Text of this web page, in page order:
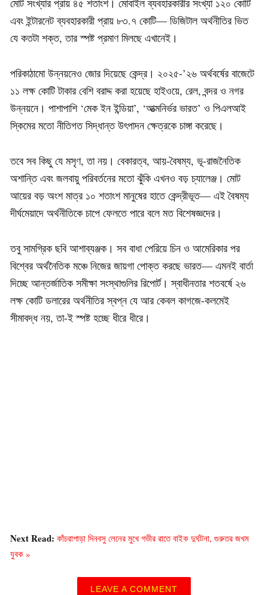
মোট সংখ্যার প্রায় ৪৫ শতাংশ। মোবাইল ব্যবহারকারীর সংখ্যা ১২০ কোটি
এবং ইন্টারনেট ব্যবহারকারী প্রায় ৮৩.৭ কোটি— ডিজিটাল অর্থনীতির ভিত
যে কতটা শক্ত, তার স্পষ্ট প্রমাণ মিলছে এখানেই।
পরিকাঠামো উন্নয়নেও জোর দিয়েছে কেন্দ্র। ২০২৫-’২৬ অর্থবর্ষের বাজেটে
১১ লক্ষ কোটি টাকার বেশি বরাদ্দ করা হয়েছে হাইওয়ে, রেল, বন্দর ও নগর
উন্নয়নে। পাশাপাশি ‘মেক ইন ইন্ডিয়া’, ‘আত্মনির্ভর ভারত’ ও পিএলআই
স্কিমের মতো নীতিগত সিদ্ধান্ত উৎপাদন ক্ষেত্রকে চাঙ্গা করেছে।
তবে সব কিছু যে মসৃণ, তা নয়। বেকারত্ব, আয়-বৈষম্য, ভূ-রাজনৈতিক
অশান্তি এবং জলবায়ু পরিবর্তনের মতো ঝুঁকি এখনও বড় চ্যালেঞ্জ। মোট
আয়ের বড় অংশ মাত্র ১০ শতাংশ মানুষের হাতে কেন্দ্রীভূত— এই বৈষম্য
দীর্ঘমেয়াদে অর্থনীতিকে চাপে ফেলতে পারে বলে মত বিশেষজ্ঞদের।
তবু সামগ্রিক ছবি আশাব্যঞ্জক। সব বাধা পেরিয়ে চিন ও আমেরিকার পর
বিশ্বের অর্থনৈতিক মঞ্চে নিজের জায়গা পোক্ত করছে ভারত— এমনই বার্তা
দিচ্ছে আন্তর্জাতিক সমীক্ষা সংস্থাগুলির রিপোর্ট। স্বাধীনতার শতবর্ষে ২৬
লক্ষ কোটি ডলারের অর্থনীতির স্বপ্ন যে আর কেবল কাগজে-কলমেই
সীমাবদ্ধ নয়, তা-ই স্পষ্ট হচ্ছে ধীরে ধীরে।
Next Read: কাঁচরাপাড়া দিনবসু লেনের মুখে গভীর রাতে বাইক দুর্ঘটনা, গুরুতর জখম
যুবক »
LEAVE A COMMENT